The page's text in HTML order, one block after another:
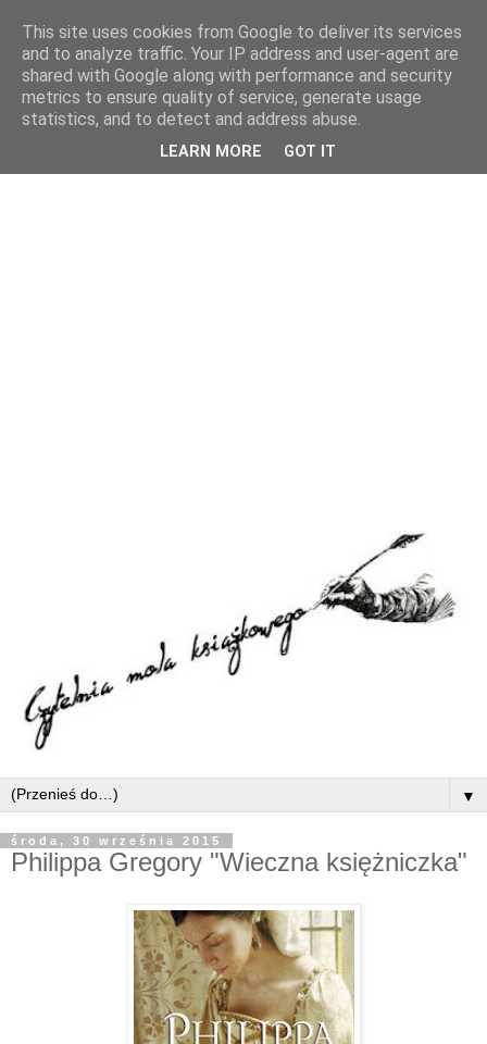
▼
środa, 30 września 2015
Philippa Gregory "Wieczna księżniczka"
This site uses cookies from Google to deliver its services
and to analyze traffic. Your IP address and user-agent are
shared with Google along with performance and security
metrics to ensure quality of service, generate usage
statistics, and to detect and address abuse.
LEARN MORE GOT IT